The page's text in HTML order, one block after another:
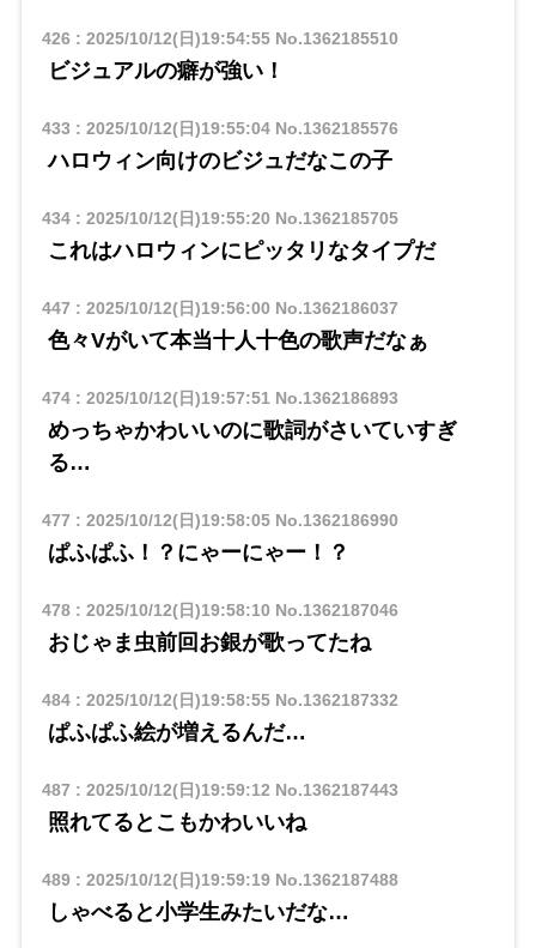
426 : 2025/10/12(日)19:54:55No.1362185510
ビジュアルの癖が強い！
433 : 2025/10/12(日)19:55:04No.1362185576
ハロウィン向けのビジュだなこの子
434: 2025/10/12(日)19:55:20 No.1362185705
これはハロウィンにピッタリなタイプだ
447 : 2025/10/12(日)19:56:00 No.1362186037
色々Vがいて本当十人十色の歌声だなぁ
474: 2025/10/12(日)19:57:51 No.1362186893
めっちゃかわいいのに歌詞がさいていすぎ
る…
477 : 2025/10/12(日)19:58:05No.1362186990
ぱふぱふ！？にゃーにゃー！？
478: 2025/10/12(日)19:58:10 No.1362187046
おじゃま虫前回お銀が歌ってたね
484: 2025/10/12(日)19:58:55No.1362187332
ぱふぱふ絵が増えるんだ…
487 : 2025/10/12(日)19:59:12 No.1362187443
照れてるとこもかわいいね
489: 2025/10/12(日)19:59:19No.1362187488
しゃべると小学生みたいだな…